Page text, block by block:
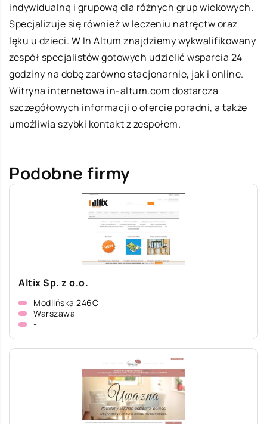
indywidualną i grupową dla różnych grup wiekowych.
Specjalizuje się również w leczeniu natręctw oraz
lęku u dzieci. W In Altum znajdziemy wykwalifikowany
zespół specjalistów gotowych udzielić wsparcia 24
godziny na dobę zarówno stacjonarnie, jak i online.
Witryna internetowa in-altum.com dostarcza
szczegółowych informacji o ofercie poradni, a także
umożliwia szybki kontakt z zespołem.
Podobne firmy
Altix Sp. z o.o.
Modlińska 246C
Warszawa
-